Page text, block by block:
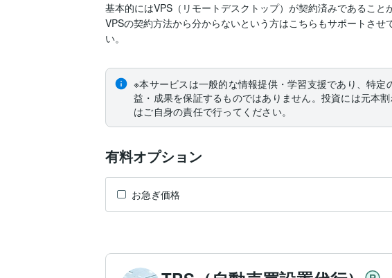
基本的にはVPS（リモートデスクトップ）が契約済みであること
VPSの契約方法から分からないという方はこちらもサポートさせ
い。
※本サービスは一般的な情報提供・学習支援であり、特
益・成果を保証するものではありません。投資には元本
はご自身の責任で行ってください。
有料オプション
お急ぎ価格